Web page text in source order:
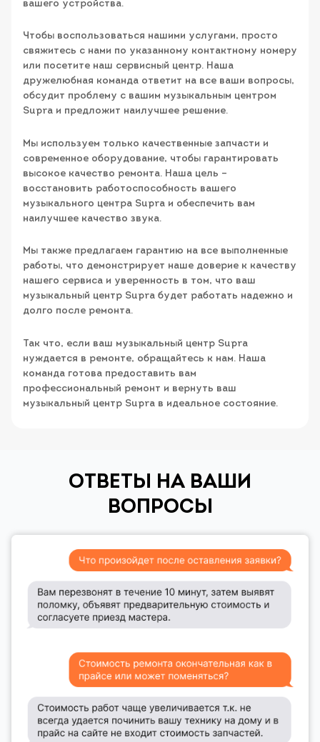
вашего устройства.
Чтобы воспользоваться нашими услугами, просто
свяжитесь с нами по указанному контактному номеру
или посетите наш сервисный центр. Наша
дружелюбная команда ответит на все ваши вопросы,
обсудит проблему с вашим музыкальным центром
Supra и предложит наилучшее решение.
Мы используем только качественные запчасти и
современное оборудование, чтобы гарантировать
высокое качество ремонта. Наша цель –
восстановить работоспособность вашего
музыкального центра Supra и обеспечить вам
наилучшее качество звука.
Мы также предлагаем гарантию на все выполненные
работы, что демонстрирует наше доверие к качеству
нашего сервиса и уверенность в том, что ваш
музыкальный центр Supra будет работать надежно и
долго после ремонта.
Так что, если ваш музыкальный центр Supra
нуждается в ремонте, обращайтесь к нам. Наша
команда готова предоставить вам
профессиональный ремонт и вернуть ваш
музыкальный центр Supra в идеальное состояние.
ОТВЕТЫ НА ВАШИ
ВОПРОСЫ